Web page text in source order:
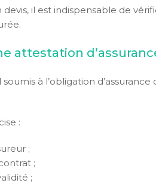
il est indispensable de
attestation
à l’obligation
:
;
;
;